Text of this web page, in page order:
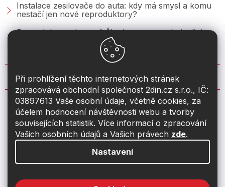
Při prohlížení těchto internetových stránek
zpracovává obchodní společnost 2din.cz s.r.o., IČ:
03897613 Vaše osobní údaje, včetně cookies, za
účelem hodnocení návštěvnosti webu a tvorby
souvisejících statistik. Více informací o zpracování
Vašich osobních údajů a Vašich právech zde.
Nastavení
Instalace zesilovače do auta: kdy má smysl a komu
nestačí jen nové reproduktory?
Reproduktory do vozů Škoda: co se vyplatí měnit u
Fabie, Octavie a Superbu?
KONTAKT
info@2din.cz
774 19 55 33